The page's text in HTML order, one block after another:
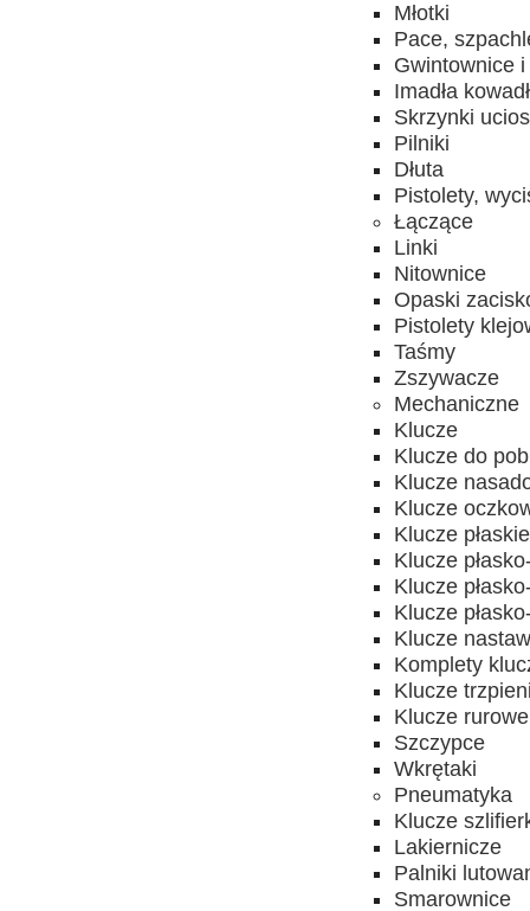
Młotki
Pace,
Gwintownice
Imadła
Skrzynki
Pilniki
Dłuta
Pistolety,
Łączące
Linki
Nitownice
Opaski
Pistolety
Taśmy
Zszywacze
Mechaniczne
Klucze
Klucze do
Klucze
Klucze
Klucze
Klucze
Klucze
Klucze
Klucze
Komplety
Klucze
Klucze rurowe
Szczypce
Wkrętaki
Pneumatyka
Klucze
Lakiernicze
Palniki
Smarownice